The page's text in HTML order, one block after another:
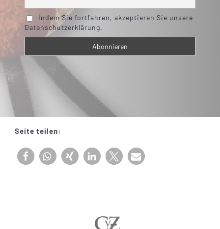
Indem Sie fortfahren, akzeptieren Sie unsere
Datenschutzerklärung.
Seite teilen: